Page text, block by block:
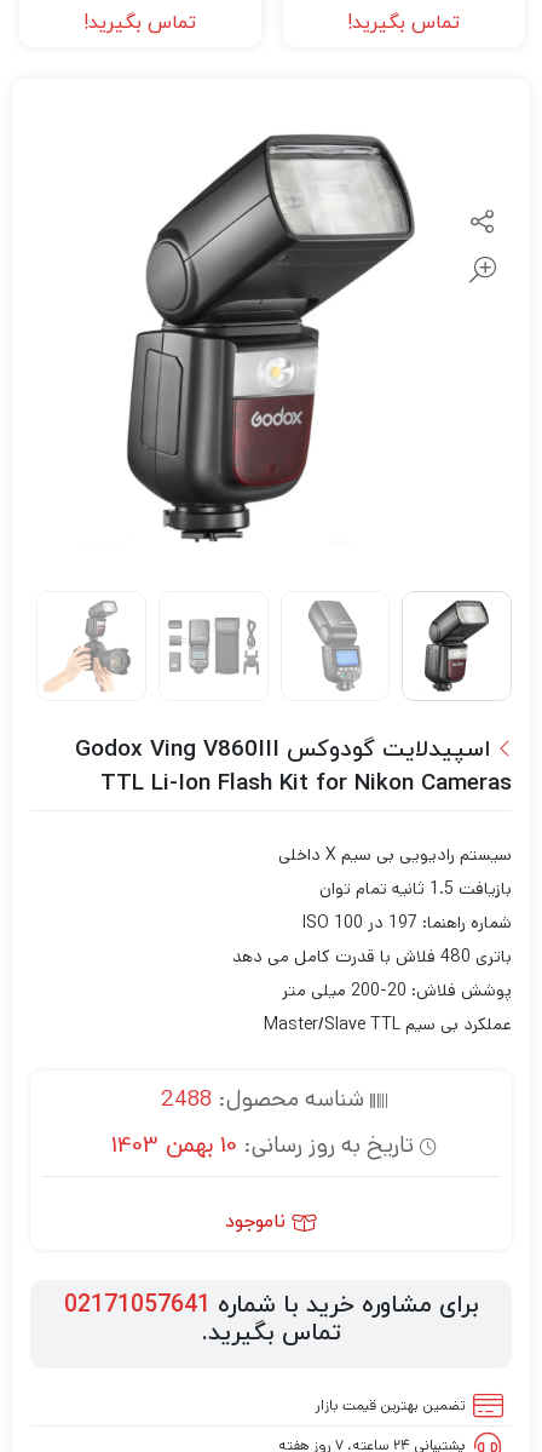
تماس بگیرید! تماس بگیرید!
اسپیدلایت گودوکس Godox Ving V860III
TTL Li-Ion Flash Kit for Nikon Cameras
سیستم رادیویی بی سیم X داخلی
بازیافت 1.5 ثانیه تمام توان
شماره راهنما: 197 در ISO 100
باتری 480 فلاش با قدرت کامل می دهد
پوشش فلاش: 20-200 میلی متر
عملکرد بی سیم Master/Slave TTL
شناسه محصول: 2488
تاریخ به روز رسانی: 10 بهمن 1403
ناموجود
برای مشاوره خرید با شماره 02171057641
تماس بگیرید.
تضمین بهترین قیمت بازار
پشتیبانی ۲۴ ساعته، ۷ روز هفته